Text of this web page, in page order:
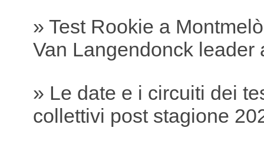
» Test Rookie a Montmelò
Van Langendonck leader
» Le date e i circuiti dei
collettivi post stagione